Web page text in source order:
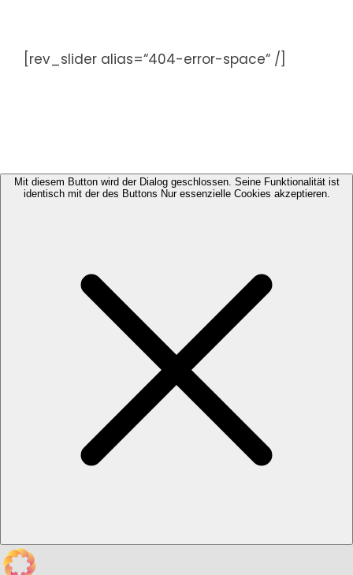
springen[rev_slider alias=“404-error-space“ /]
Mit diesem Button wird der Dialog geschlossen. Seine Funktionalität ist
identisch mit der des Buttons Nur essenzielle Cookies akzeptieren.